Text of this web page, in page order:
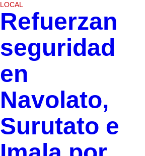
LOCAL
Refuerzan
seguridad
en
Navolato,
Surutato e